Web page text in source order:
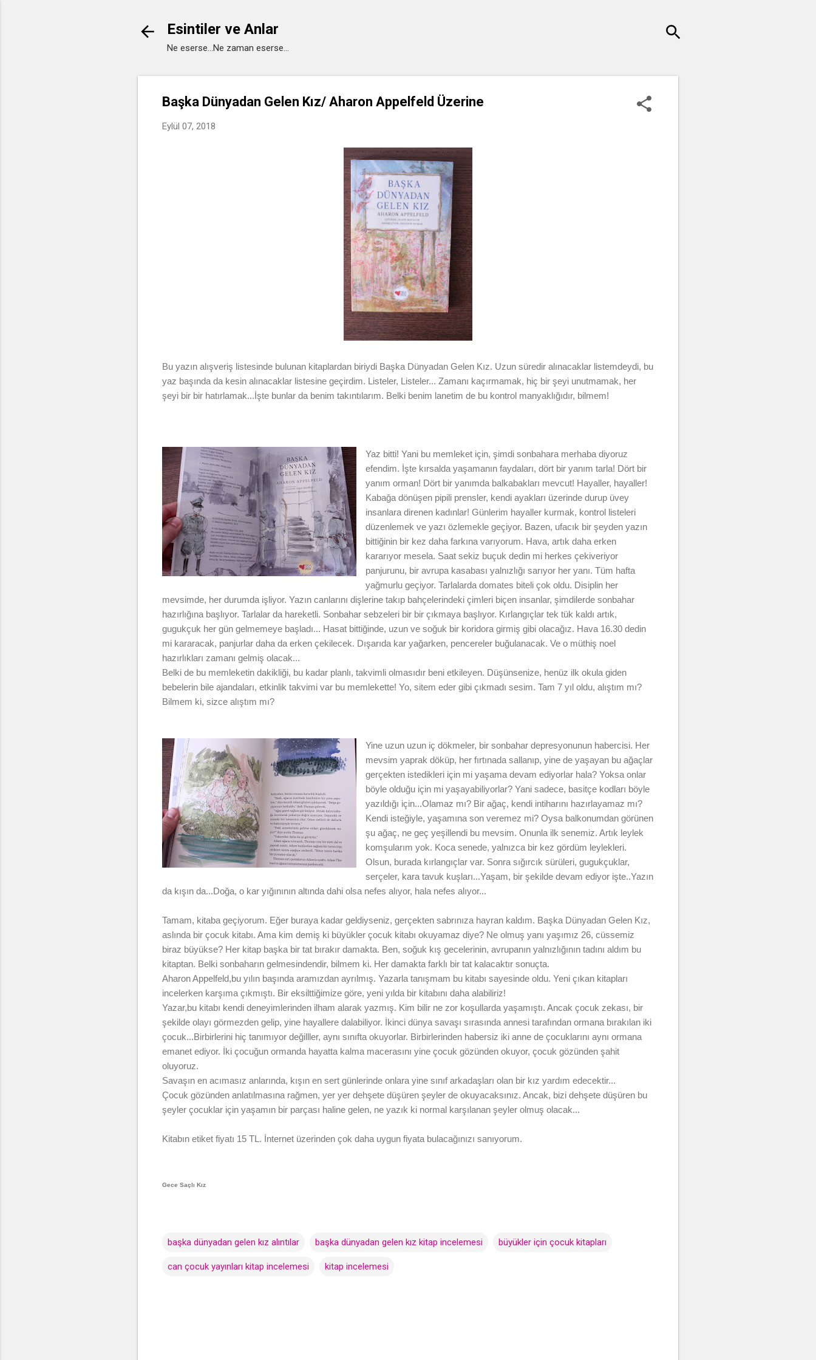
Esintiler ve Anlar
Ne eserse...Ne zaman eserse...
Başka Dünyadan Gelen Kız/ Aharon Appelfeld Üzerine
Eylül 07, 2018
Bu yazın alışveriş listesinde bulunan kitaplardan biriydi Başka Dünyadan Gelen Kız. Uzun süredir alınacaklar listemdeydi, bu
yaz başında da kesin alınacaklar listesine geçirdim. Listeler, Listeler... Zamanı kaçırmamak, hiç bir şeyi unutmamak, her
şeyi bir bir hatırlamak...İşte bunlar da benim takıntılarım. Belki benim lanetim de bu kontrol manyaklığıdır, bilmem!
Yaz bitti! Yani bu memleket için, şimdi sonbahara merhaba diyoruz
efendim. İşte kırsalda yaşamanın faydaları, dört bir yanım tarla! Dört bir
yanım orman! Dört bir yanımda balkabakları mevcut! Hayaller, hayaller!
Kabağa dönüşen pipili prensler, kendi ayakları üzerinde durup üvey
insanlara direnen kadınlar! Günlerim hayaller kurmak, kontrol listeleri
düzenlemek ve yazı özlemekle geçiyor. Bazen, ufacık bir şeyden yazın
bittiğinin bir kez daha farkına varıyorum. Hava, artık daha erken
kararıyor mesela. Saat sekiz buçuk dedin mi herkes çekiveriyor
panjurunu, bir avrupa kasabası yalnızlığı sarıyor her yanı. Tüm hafta
yağmurlu geçiyor. Tarlalarda domates biteli çok oldu. Disiplin her
mevsimde, her durumda işliyor. Yazın canlarını dişlerine takıp bahçelerindeki çimleri biçen insanlar, şimdilerde sonbahar
hazırlığına başlıyor. Tarlalar da hareketli. Sonbahar sebzeleri bir bir çıkmaya başlıyor. Kırlangıçlar tek tük kaldı artık,
gugukçuk her gün gelmemeye başladı... Hasat bittiğinde, uzun ve soğuk bir koridora girmiş gibi olacağız. Hava 16.30 dedin
mi kararacak, panjurlar daha da erken çekilecek. Dışarıda kar yağarken, pencereler buğulanacak. Ve o müthiş noel
hazırlıkları zamanı gelmiş olacak...
Belki de bu memleketin dakikliği, bu kadar planlı, takvimli olmasıdır beni etkileyen. Düşünsenize, henüz ilk okula giden
bebelerin bile ajandaları, etkinlik takvimi var bu memlekette! Yo, sitem eder gibi çıkmadı sesim. Tam 7 yıl oldu, alıştım mı?
Bilmem ki, sizce alıştım mı?
Yine uzun uzun iç dökmeler, bir sonbahar depresyonunun habercisi. Her
mevsim yaprak döküp, her fırtınada sallanıp, yine de yaşayan bu ağaçlar
gerçekten istedikleri için mi yaşama devam ediyorlar hala? Yoksa onlar
böyle olduğu için mi yaşayabiliyorlar? Yani sadece, basitçe kodları böyle
yazıldığı için...Olamaz mı? Bir ağaç, kendi intiharını hazırlayamaz mı?
Kendi isteğiyle, yaşamına son veremez mi? Oysa balkonumdan görünen
şu ağaç, ne geç yeşillendi bu mevsim. Onunla ilk senemiz. Artık leylek
komşularım yok. Koca senede, yalnızca bir kez gördüm leylekleri.
Olsun, burada kırlangıçlar var. Sonra sığırcık sürüleri, gugukçuklar,
serçeler, kara tavuk kuşları...Yaşam, bir şekilde devam ediyor işte..Yazın
da kışın da...Doğa, o kar yığınının altında dahi olsa nefes alıyor, hala nefes alıyor...
Tamam, kitaba geçiyorum. Eğer buraya kadar geldiyseniz, gerçekten sabrınıza hayran kaldım. Başka Dünyadan Gelen Kız,
aslında bir çocuk kitabı. Ama kim demiş ki büyükler çocuk kitabı okuyamaz diye? Ne olmuş yanı yaşımız 26, cüssemiz
biraz büyükse? Her kitap başka bir tat bırakır damakta. Ben, soğuk kış gecelerinin, avrupanın yalnızlığının tadını aldım bu
kitaptan. Belki sonbaharın gelmesindendir, bilmem ki. Her damakta farklı bir tat kalacaktır sonuçta.
Aharon Appelfeld,bu yılın başında aramızdan ayrılmış. Yazarla tanışmam bu kitabı sayesinde oldu. Yeni çıkan kitapları
incelerken karşıma çıkmıştı. Bir eksilttiğimize göre, yeni yılda bir kitabını daha alabiliriz!
Yazar,bu kitabı kendi deneyimlerinden ilham alarak yazmış. Kim bilir ne zor koşullarda yaşamıştı. Ancak çocuk zekası, bir
şekilde olayı görmezden gelip, yine hayallere dalabiliyor. İkinci dünya savaşı sırasında annesi tarafından ormana bırakılan iki
çocuk...Birbirlerini hiç tanımıyor değilller, aynı sınıfta okuyorlar. Birbirlerinden habersiz iki anne de çocuklarını aynı ormana
emanet ediyor. İki çocuğun ormanda hayatta kalma macerasını yine çocuk gözünden okuyor, çocuk gözünden şahit
oluyoruz.
Savaşın en acımasız anlarında, kışın en sert günlerinde onlara yine sınıf arkadaşları olan bir kız yardım edecektir...
Çocuk gözünden anlatılmasına rağmen, yer yer dehşete düşüren şeyler de okuyacaksınız. Ancak, bizi dehşete düşüren bu
şeyler çocuklar için yaşamın bir parçası haline gelen, ne yazık ki normal karşılanan şeyler olmuş olacak...
Kitabın etiket fiyatı 15 TL. İnternet üzerinden çok daha uygun fiyata bulacağınızı sanıyorum.
Gece Saçlı Kız
başka dünyadan gelen kız alıntılar başka dünyadan gelen kız kitap incelemesi büyükler için çocuk kitapları
can çocuk yayınları kitap incelemesi kitap incelemesi